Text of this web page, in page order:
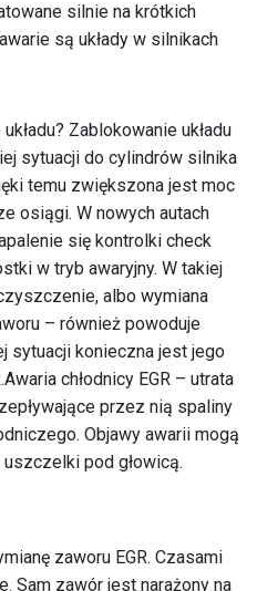
silnie na krótkich
są układy w silnikach
Zablokowanie układu
sytuacji do cylindrów silnika
temu zwiększona jest moc
osiągi. W nowych autach
się kontrolki check
w tryb awaryjny. W takiej
albo wymiana
– również powoduje
sytuacji konieczna jest jego
chłodnicy EGR – utrata
przez nią spaliny
Objawy awarii mogą
pod głowicą.
zaworu EGR. Czasami
Sam zawór jest narażony na